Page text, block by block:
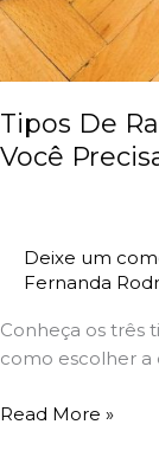
Tipos De
Você
Deixe um
Fernanda
Conheça os três
como escolher a
Read More »